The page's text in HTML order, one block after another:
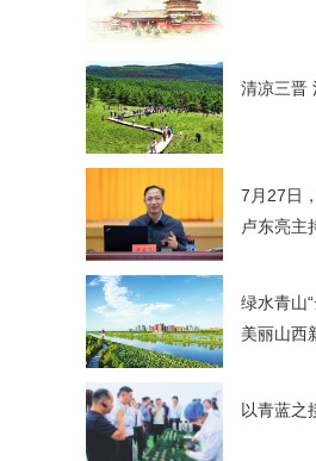
清凉三晋
7月27日
卢东亮主
绿水青山
美丽山西
以青蓝之